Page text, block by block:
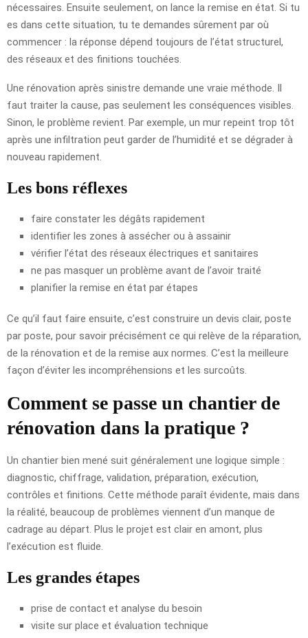
nécessaires. Ensuite seulement, on lance la remise en état. Si tu
es dans cette situation, tu te demandes sûrement par où
commencer : la réponse dépend toujours de l’état structurel,
des réseaux et des finitions touchées.
Une rénovation après sinistre demande une vraie méthode. Il
faut traiter la cause, pas seulement les conséquences visibles.
Sinon, le problème revient. Par exemple, un mur repeint trop tôt
après une infiltration peut garder de l’humidité et se dégrader à
nouveau rapidement.
Les bons réflexes
faire constater les dégâts rapidement
identifier les zones à assécher ou à assainir
vérifier l’état des réseaux électriques et sanitaires
ne pas masquer un problème avant de l’avoir traité
planifier la remise en état par étapes
Ce qu’il faut faire ensuite, c’est construire un devis clair, poste
par poste, pour savoir précisément ce qui relève de la réparation,
de la rénovation et de la remise aux normes. C’est la meilleure
façon d’éviter les incompréhensions et les surcoûts.
Comment se passe un chantier de
rénovation dans la pratique ?
Un chantier bien mené suit généralement une logique simple :
diagnostic, chiffrage, validation, préparation, exécution,
contrôles et finitions. Cette méthode paraît évidente, mais dans
la réalité, beaucoup de problèmes viennent d’un manque de
cadrage au départ. Plus le projet est clair en amont, plus
l’exécution est fluide.
Les grandes étapes
prise de contact et analyse du besoin
visite sur place et évaluation technique